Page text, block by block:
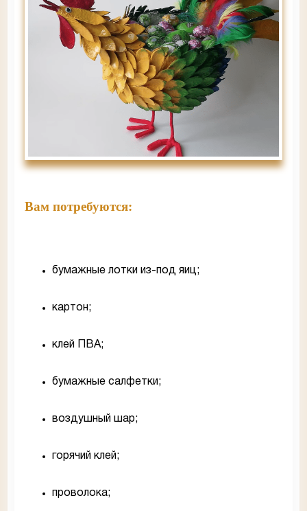
Вам потребуются:
бумажные лотки из-под яиц;
картон;
клей ПВА;
бумажные салфетки;
воздушный шар;
горячий клей;
проволока;